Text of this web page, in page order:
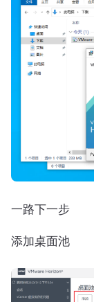
一路下一步
添加桌面池